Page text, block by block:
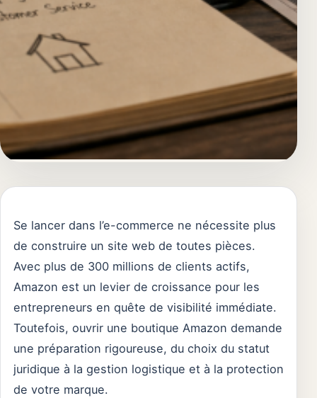
Se lancer dans l’e-commerce ne nécessite plus
de construire un site web de toutes pièces.
Avec plus de 300 millions de clients actifs,
Amazon est un levier de croissance pour les
entrepreneurs en quête de visibilité immédiate.
Toutefois, ouvrir une boutique Amazon demande
une préparation rigoureuse, du choix du statut
juridique à la gestion logistique et à la protection
de votre marque.